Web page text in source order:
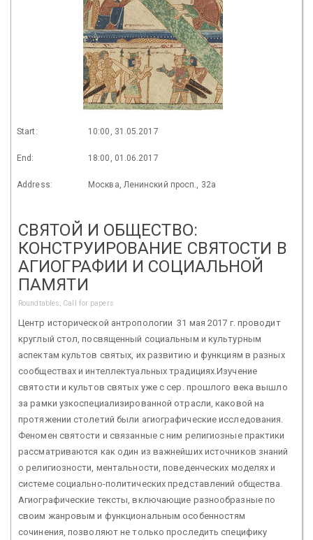
Start: 10:00, 31.05.2017
End: 18:00, 01.06.2017
Address: Москва, Ленинский просп., 32а
СВЯТОЙ И ОБЩЕСТВО:
КОНСТРУИРОВАНИЕ СВЯТОСТИ В
АГИОГРАФИИ И СОЦИАЛЬНОЙ
ПАМЯТИ
Roundtables, Call for papers
Центр исторической антропологии 31 мая 2017 г. проводит
круглый стол, посвященный социальным и культурным
аспектам культов святых, их развитию и функциям в разных
сообществах и интеллектуальных традициях.Изучение
святости и культов святых уже с сер. прошлого века вышло
за рамки узкоспециализированной отрасли, каковой на
протяжении столетий были агиографические исследования.
Феномен святости и связанные с ним религиозные практики
рассматриваются как один из важнейших источников знаний
о религиозности, ментальности, поведенческих моделях и
системе социально-политических представлений общества.
Агиографические тексты, включающие разнообразные по
своим жанровым и функциональным особенностям
сочинения, позволяют не только проследить специфику